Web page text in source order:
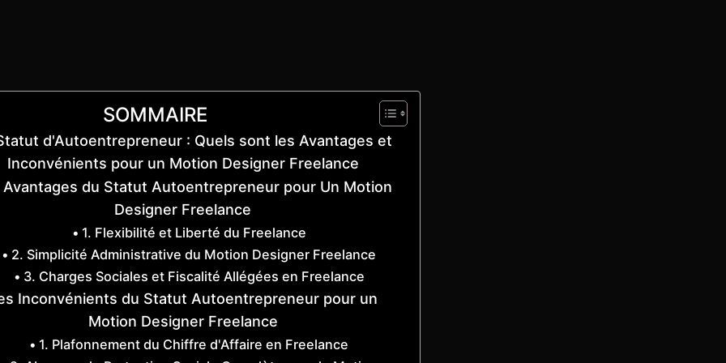
SOMMAIRE
d'Autoentrepreneur : Quels sont les Avantages et
Inconvénients pour un Motion Designer Freelance
Avantages du Statut Autoentrepreneur pour Un Motion
Designer Freelance
1. Flexibilité et Liberté du Freelance
2. Simplicité Administrative du Motion Designer Freelance
3. Charges Sociales et Fiscalité Allégées en Freelance
Inconvénients du Statut Autoentrepreneur pour un
Motion Designer Freelance
1. Plafonnement du Chiffre d'Affaire en Freelance